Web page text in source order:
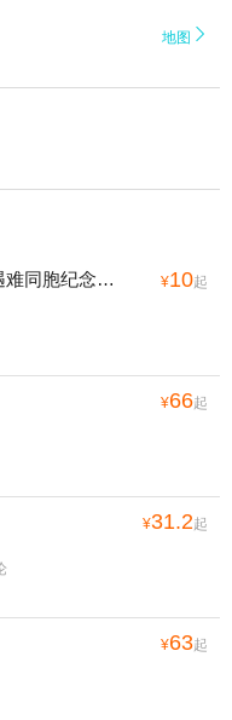
地图 
侵华日军南京大屠杀遇难同胞纪念馆 ¥10起
¥66起
¥31.2起
¥63起